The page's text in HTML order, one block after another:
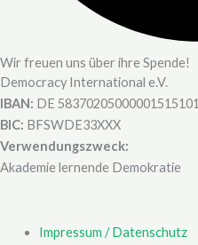
Wir freuen uns über ihre Spende!
Democracy International e.V.
IBAN: DE 58370205000001515101
BIC: BFSWDE33XXX
Verwendungszweck:
Akademie lernende Demokratie
Impressum / Datenschutz